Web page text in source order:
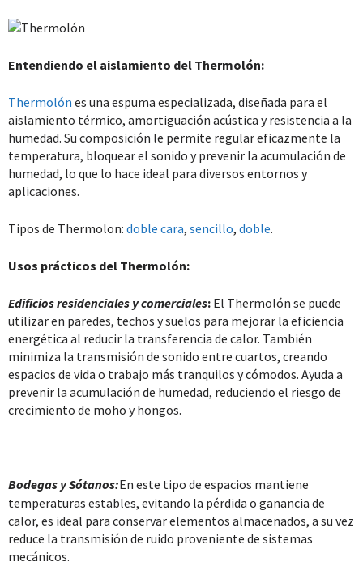
Entendiendo el aislamiento del Thermolón:
Thermolón es una espuma especializada, diseñada para el
aislamiento térmico, amortiguación acústica y resistencia a la
humedad. Su composición le permite regular eficazmente la
temperatura, bloquear el sonido y prevenir la acumulación de
humedad, lo que lo hace ideal para diversos entornos y
aplicaciones.
Tipos de Thermolon: doble cara, sencillo, doble.
Usos prácticos del Thermolón:
Edificios residenciales y comerciales: El Thermolón se puede
utilizar en paredes, techos y suelos para mejorar la eficiencia
energética al reducir la transferencia de calor. También
minimiza la transmisión de sonido entre cuartos, creando
espacios de vida o trabajo más tranquilos y cómodos. Ayuda a
prevenir la acumulación de humedad, reduciendo el riesgo de
crecimiento de moho y hongos.
Bodegas y Sótanos:En este tipo de espacios mantiene
temperaturas estables, evitando la pérdida o ganancia de
calor, es ideal para conservar elementos almacenados, a su vez
reduce la transmisión de ruido proveniente de sistemas
mecánicos.